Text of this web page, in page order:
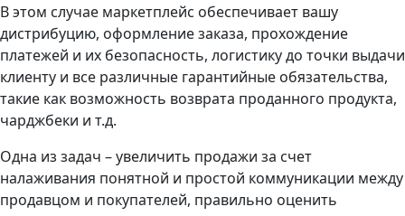
В этом случае маркетплейс обеспечивает вашу
дистрибуцию, оформление заказа, прохождение
платежей и их безопасность, логистику до точки выдачи
клиенту и все различные гарантийные обязательства,
такие как возможность возврата проданного продукта,
чарджбеки и т.д.
Одна из задач – увеличить продажи за счет
налаживания понятной и простой коммуникации между
продавцом и покупателей, правильно оценить